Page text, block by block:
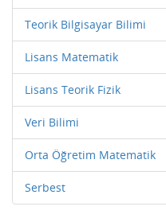
Teorik Bilgisayar Bilimi
Lisans Matematik
Lisans Teorik Fizik
Veri Bilimi
Orta Öğretim Matematik
Serbest